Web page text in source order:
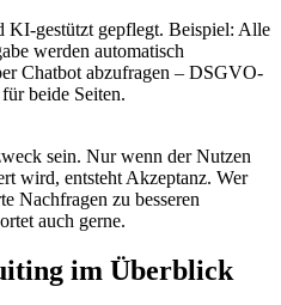
KI-gestützt gepflegt. Beispiel: Alle
werden automatisch
Chatbot abzufragen – DSGVO-
beide Seiten.
sein. Nur wenn der Nutzen
wird, entsteht Akzeptanz. Wer
Nachfragen zu besseren
auch gerne.
im Überblick